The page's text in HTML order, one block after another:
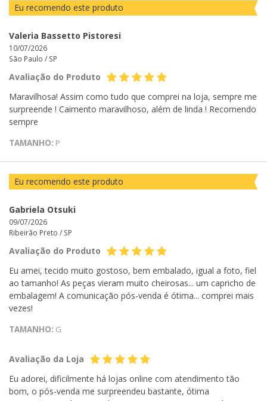
Eu recomendo este produto
Valeria Bassetto Pistoresi
10/07/2026
São Paulo / SP
Avaliação do Produto
Maravilhosa! Assim como tudo que comprei na loja, sempre me
surpreende ! Caimento maravilhoso, além de linda ! Recomendo
sempre
TAMANHO: P
Eu recomendo este produto
Gabriela Otsuki
09/07/2026
Ribeirão Preto / SP
Avaliação do Produto
Eu amei, tecido muito gostoso, bem embalado, igual a foto, fiel
ao tamanho! As peças vieram muito cheirosas... um capricho de
embalagem! A comunicação pós-venda é ótima... comprei mais
vezes!
TAMANHO: G
Avaliação da Loja
Eu adorei, dificilmente há lojas online com atendimento tão
bom, o pós-venda me surpreendeu bastante, ótima